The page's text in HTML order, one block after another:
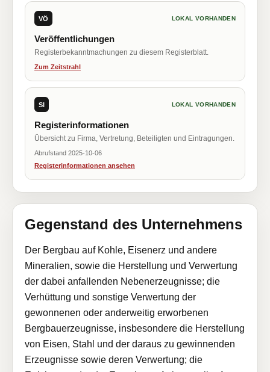
VÖ LOKAL VORHANDEN
Veröffentlichungen
Registerbekanntmachungen zu diesem Registerblatt.
Zum Zeitstrahl
SI LOKAL VORHANDEN
Registerinformationen
Übersicht zu Firma, Vertretung, Beteiligten und Eintragungen.
Abrufstand 2025-10-06
Registerinformationen ansehen
Gegenstand des Unternehmens
Der Bergbau auf Kohle, Eisenerz und andere
Mineralien, sowie die Herstellung und Verwertung
der dabei anfallenden Nebenerzeugnisse; die
Verhüttung und sonstige Verwertung der
gewonnenen oder anderweitig erworbenen
Bergbauerzeugnisse, insbesondere die Herstellung
von Eisen, Stahl und der daraus zu gewinnenden
Erzeugnisse sowie deren Verwertung; die